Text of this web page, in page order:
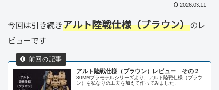
2026.03.11
今回は引き続きアルト陸戦仕様（ブラウン）のレ
ビューです
アルト陸戦仕様（ブラウン）レビュー その２
30MMプラモデルシリーズより、アルト陸戦仕様（ブラウ
ン）を私なりの工夫を加えて作ってみました。